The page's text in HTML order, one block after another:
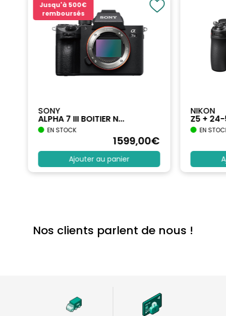
Jusqu'à 500€
remboursés
SONY
ALPHA 7 III BOITIER N...
EN STOCK
1599,00€
Ajouter au panier
NIKON
Z5 +
EN
Nos clients parlent de nous !